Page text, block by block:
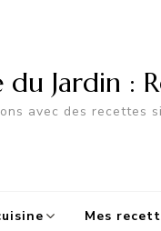
du Jardin :
avec des recettes
Mes